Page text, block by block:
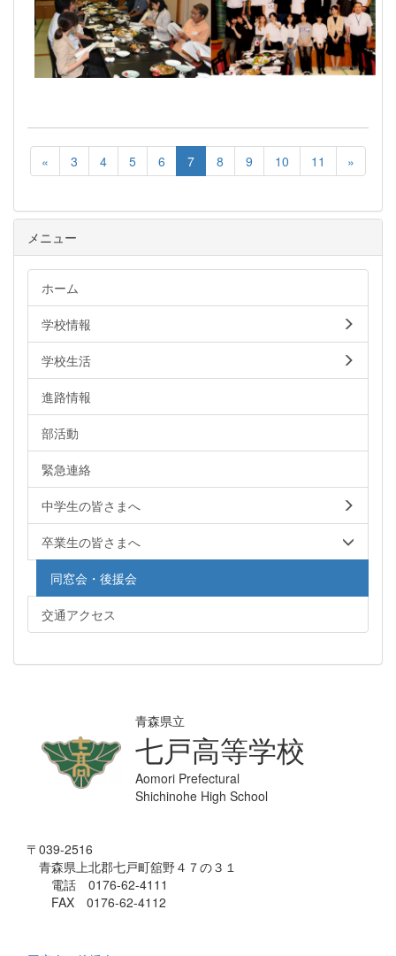
« 3 4 5 6 7 8 9 10 11 »
メニュー
ホーム
学校情報
学校生活
進路情報
部活動
緊急連絡
中学生の皆さまへ
卒業生の皆さまへ
同窓会・後援会
交通アクセス
青森県立
七戸高等学校
Aomori Prefectural
Shichinohe High School
〒039-2516
青森県上北郡七戸町舘野４７の３１
電話 0176-62-4111
FAX 0176-62-4112